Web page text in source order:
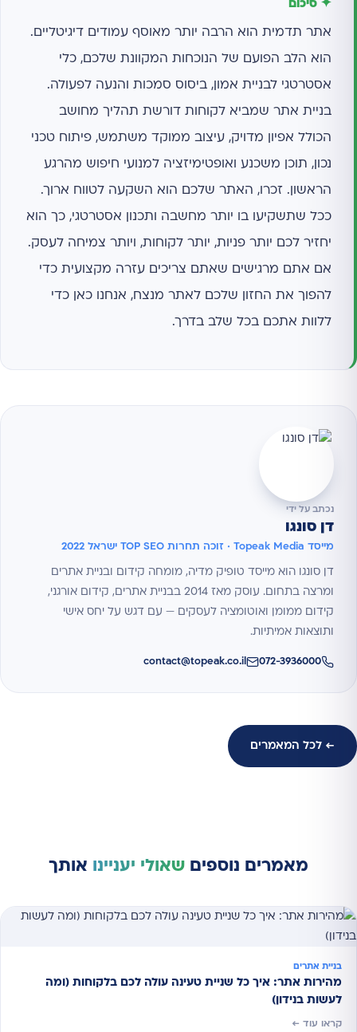
✦ סיכום
אתר תדמית הוא הרבה יותר מאוסף עמודים דיגיטליים.
הוא הלב הפועם של הנוכחות המקוונת שלכם, כלי
אסטרטגי לבניית אמון, ביסוס סמכות והנעה לפעולה.
בניית אתר שמביא לקוחות דורשת תהליך מחושב
הכולל אפיון מדויק, עיצוב ממוקד משתמש, פיתוח טכני
נכון, תוכן משכנע ואופטימיזציה למנועי חיפוש מהרגע
הראשון. זכרו, האתר שלכם הוא השקעה לטווח ארוך.
ככל שתשקיעו בו יותר מחשבה ותכנון אסטרטגי, כך הוא
יחזיר לכם יותר פניות, יותר לקוחות, ויותר צמיחה לעסק.
אם אתם מרגישים שאתם צריכים עזרה מקצועית כדי
להפוך את החזון שלכם לאתר מנצח, אנחנו כאן כדי
ללוות אתכם בכל שלב בדרך.
נכתב על ידי
דן סונגו
מייסד Topeak Media · זוכה תחרות TOP SEO ישראל 2022
דן סונגו הוא מייסד טופיק מדיה, מומחה קידום ובניית אתרים
ומרצה בתחום. עוסק מאז 2014 בבניית אתרים, קידום אורגני,
קידום ממומן ואוטומציה לעסקים — עם דגש על יחס אישי
ותוצאות אמיתיות.
072-3936000
contact@topeak.co.il
← לכל המאמרים
מאמרים נוספים שאולי יעניינו אותך
בניית אתרים
מהירות אתר: איך כל שניית טעינה עולה לכם בלקוחות (ומה
לעשות בנידון)
קראו עוד ←